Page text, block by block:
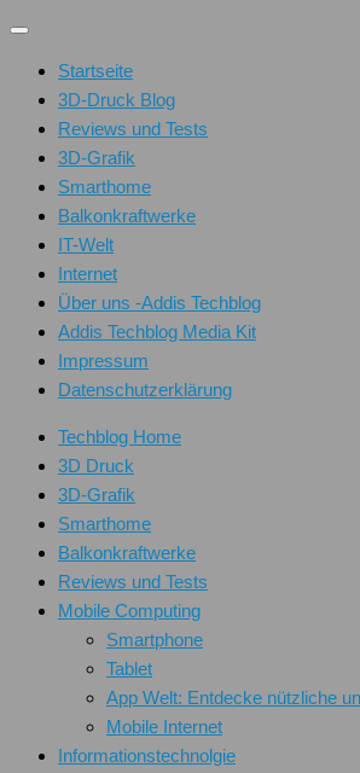
Unter
Inhalt
Startseite
3D-Druck Blog
Reviews und Tests
3D-Grafik
Smarthome
Balkonkraftwerke
IT-Welt
Internet
Über uns -Addis Techblog
Addis Techblog Media Kit
Impressum
Datenschutzerklärung
Techblog Home
3D Druck
3D-Grafik
Smarthome
Balkonkraftwerke
Reviews und Tests
Mobile Computing
Smartphone
Tablet
App Welt: Entdecke nützliche
Mobile Internet
Informationstechnolgie